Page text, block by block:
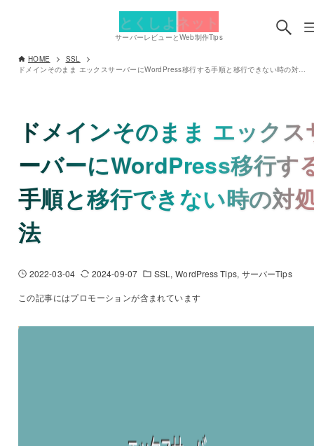
とくしよネット
サーバーレビューとWeb制作Tips
HOME
SSL
ドメインそのまま エックスサーバーにWordPress移行する手順と移行できない時の対処法
ドメインそのまま エックス
ーバーにWordPress移行す
手順と移行できない時の対
法
2022-03-04 2024-09-07 SSL WordPress Tips サーバーTips
この記事にはプロモーションが含まれています